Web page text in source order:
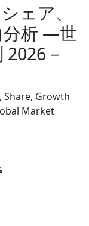
ェア、
分析 ―世
－
Share, Growth
Market